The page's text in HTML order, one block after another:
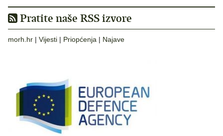
Pratite naše RSS izvore
morh.hr | Vijesti | Priopćenja | Najave